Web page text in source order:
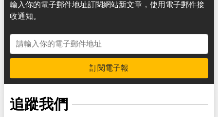
輸入你的電子郵件地址訂閱網站新文章，使用電子郵件接
收通知。
電子郵件地址
訂閱電子報
追蹤我們